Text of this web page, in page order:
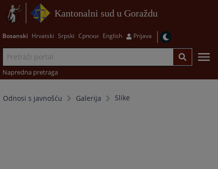
Kantonalni sud u Goraždu
Bosanski Hrvatski Srpski Српски English Prijava
Napredna pretraga
Odnosi s javnošću Galerija Slike